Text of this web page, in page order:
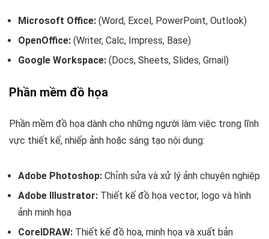
Microsoft Office: (Word, Excel, PowerPoint, Outlook)
OpenOffice: (Writer, Calc, Impress, Base)
Google Workspace: (Docs, Sheets, Slides, Gmail)
Phần mềm đồ họa
Phần mềm đồ họa dành cho những người làm việc trong lĩnh
vực thiết kế, nhiếp ảnh hoặc sáng tạo nội dung:
Adobe Photoshop: Chỉnh sửa và xử lý ảnh chuyên nghiệp
Adobe Illustrator: Thiết kế đồ họa vector, logo và hình
ảnh minh họa
CorelDRAW: Thiết kế đồ họa, minh họa và xuất bản